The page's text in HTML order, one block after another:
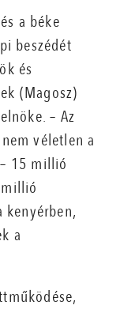
a béke
beszédét
és
(Magosz)
– Az
véletlen a
15 millió
kenyérben,
a